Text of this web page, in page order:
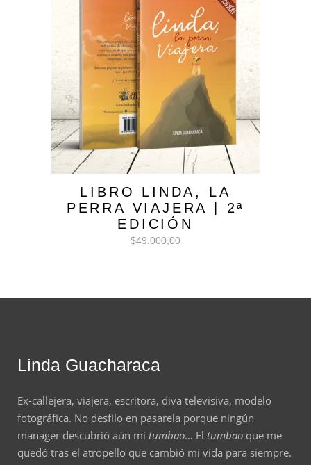
LIBRO LINDA, LA
PERRA VIAJERA | 2ª
EDICIÓN
$49.000,00
Linda Guacharaca
Ex-callejera, viajera, escritora, diva televisiva, modelo
fotográfica. No desfilo en pasarela porque ningún
manager descubrió aún mi tumbao… El tumbao que me
quedó tras el atropello que cambió mi vida para siempre.